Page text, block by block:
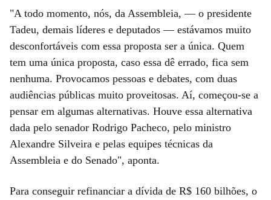
"A todo momento, nós, da Assembleia, — o presidente
Tadeu, demais líderes e deputados — estávamos muito
desconfortáveis com essa proposta ser a única. Quem
tem uma única proposta, caso essa dê errado, fica sem
nenhuma. Provocamos pessoas e debates, com duas
audiências públicas muito proveitosas. Aí, começou-se a
pensar em algumas alternativas. Houve essa alternativa
dada pelo senador Rodrigo Pacheco, pelo ministro
Alexandre Silveira e pelas equipes técnicas da
Assembleia e do Senado", aponta.
Para conseguir refinanciar a dívida de R$ 160 bilhões, o